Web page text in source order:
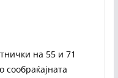
на 55 и 71
сообраќајната